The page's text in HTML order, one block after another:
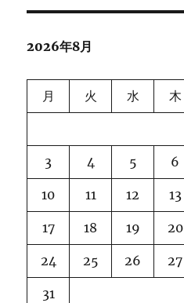
2026年8月
月 火 水 木
3 4 5 6
10 11 12 13
17 18 19 20
24 25 26 27
31